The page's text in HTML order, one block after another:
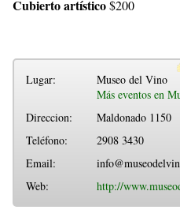
Cubierto artístico$200
Lugar:
Museo del Vino
Más eventos en
Direccion:
Maldonado 1150
Teléfono:
2908 3430
Email:
Web:
http://